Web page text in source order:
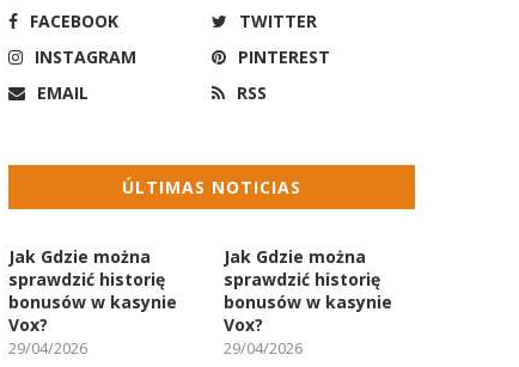
FACEBOOK
TWITTER
INSTAGRAM
PINTEREST
EMAIL
RSS
ÚLTIMAS NOTICIAS
Jak Gdzie można
sprawdzić historię
bonusów w kasynie
Vox?
29/04/2026
Jak Gdzie można
sprawdzić historię
bonusów w kasynie
Vox?
29/04/2026